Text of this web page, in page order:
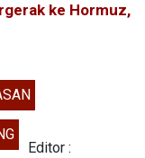
ke Hormuz,
Editor :